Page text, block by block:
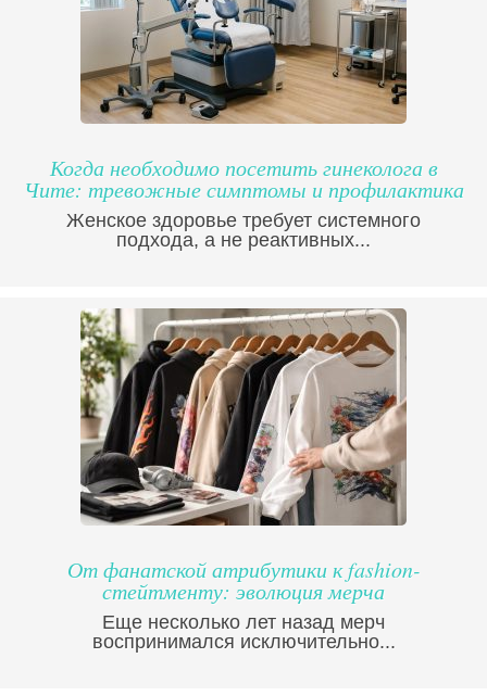
Когда необходимо посетить гинеколога в
Чите: тревожные симптомы и профилактика
Женское здоровье требует системного
подхода, а не реактивных...
От фанатской атрибутики к fashion-
стейтменту: эволюция мерча
Еще несколько лет назад мерч
воспринимался исключительно...